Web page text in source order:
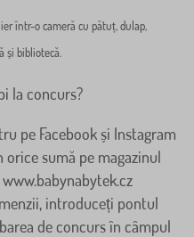
într-o cameră cu pătuț, dulap,
și bibliotecă.
la concurs?
pe Facebook și Instagram
orice sumă pe magazinul
introduceți pontul
de concurs în câmpul